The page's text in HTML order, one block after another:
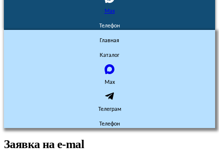
Max
Телефон
Главная
Каталог
Max
Телеграм
Телефон
Заявка на e-mal